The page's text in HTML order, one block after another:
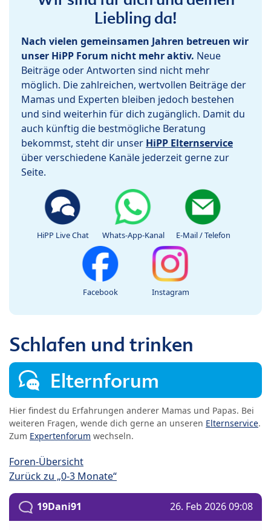
Liebling da!
Nach vielen gemeinsamen Jahren betreuen wir
unser HiPP Forum nicht mehr aktiv. Neue
Beiträge oder Antworten sind nicht mehr
möglich. Die zahlreichen, wertvollen Beiträge der
Mamas und Experten bleiben jedoch bestehen
und sind weiterhin für dich zugänglich. Damit du
auch künftig die bestmögliche Beratung
bekommst, steht dir unser HiPP Elternservice
über verschiedene Kanäle jederzeit gerne zur
Seite.
HiPP Live Chat Whats-App-Kanal E-Mail / Telefon
Facebook Instagram
Schlafen und trinken
Elternforum
Hier findest du Erfahrungen anderer Mamas und Papas. Bei
weiteren Fragen, wende dich gerne an unseren Elternservice.
Zum Expertenforum wechseln.
Foren-Übersicht
Zurück zu „0-3 Monate“
19Dani91 26. Feb 2026 09:08